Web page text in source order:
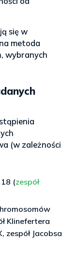
się w
metoda
wybranych
(w zależności
(zespół
Klinefertera
zespół Jacobsa